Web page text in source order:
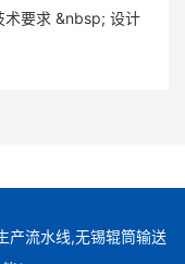
术要求 &nbsp; 设计
产流水线,无锡辊筒输送